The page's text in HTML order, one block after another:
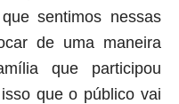
sentimos nessas
de uma maneira
que participou
que o público vai